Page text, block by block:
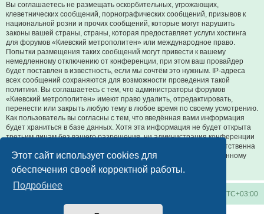
Этот сайт использует cookies для
обеспечения своей корректной работы.
Подробнее
Вы соглашаетесь не размещать оскорбительных, угрожающих,
клеветнических сообщений, порнографических сообщений, призывов к
национальной розни и прочих сообщений, которые могут нарушить
законы вашей страны, страны, которая предоставляет услуги хостинга
для форумов «Киевский метрополитен» или международное право.
Попытки размещения таких сообщений могут привести к вашему
немедленному отключению от конференции, при этом ваш провайдер
будет поставлен в известность, если мы сочтём это нужным. IP-адреса
всех сообщений сохраняются для возможности проведения такой
политики. Вы соглашаетесь с тем, что администраторы форумов
«Киевский метрополитен» имеют право удалить, отредактировать,
перенести или закрыть любую тему в любое время по своему усмотрению.
Как пользователь вы согласны с тем, что введённая вами информация
будет храниться в базе данных. Хотя эта информация не будет открыта
третьим лицам без вашего разрешения, ни администрация конференции
«Киевский метрополитен», ни phpBB Limited не может быть ответственна
за действия хакеров, которые могут привести к несанкционированному
доступу к ней.
UTC+03:00